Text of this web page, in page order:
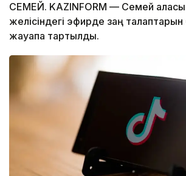
СЕМЕЙ. KAZINFORM — Семей
желісіндегі эфирде заң талаптарын
жауапқа тартылды.